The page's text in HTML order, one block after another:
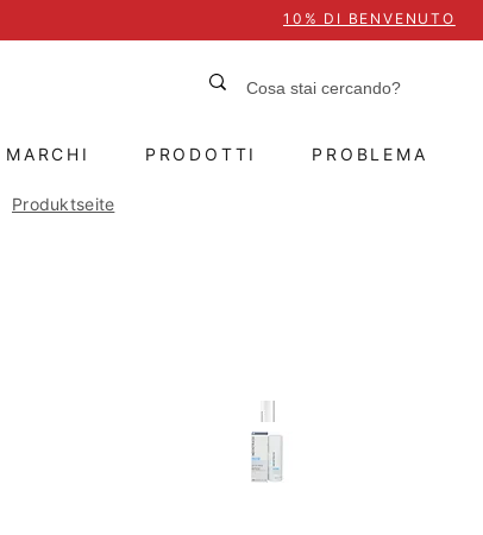
10% DI BENVENUTO
MARCHI PRODOTTI PROBLEMA
Produktseite